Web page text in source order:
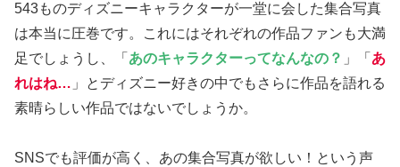
543ものディズニーキャラクターが一堂に会した集合写真
は本当に圧巻です。これにはそれぞれの作品ファンも大満
足でしょうし、「 あのキャラクターってなんなの？ 」「 あ
れはね… 」とディズニー好きの中でもさらに作品を語れる
素晴らしい作品ではないでしょうか。
SNSでも評価が高く、あの集合写真が欲しい！という声